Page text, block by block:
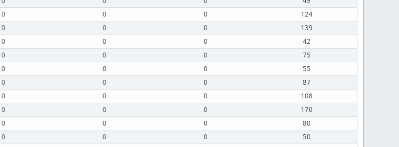
0 0 0
124
0 0 0
139
0 0 0
42
0 0 0
75
0 0 0
55
0 0 0
87
0 0 0
108
0 0 0
170
0 0 0
80
0 0 0
50